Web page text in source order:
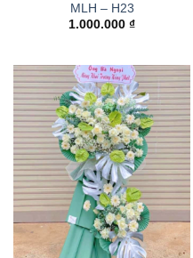
MLH – H23
1.000.000 ₫